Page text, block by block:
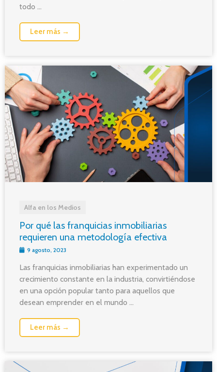
todo ...
Leer más →
Alfa en los Medios
Por qué las franquicias inmobiliarias
requieren una metodología efectiva
9 agosto, 2023
Las franquicias inmobiliarias han experimentado un
crecimiento constante en la industria, convirtiéndose
en una opción popular tanto para aquellos que
desean emprender en el mundo ...
Leer más →